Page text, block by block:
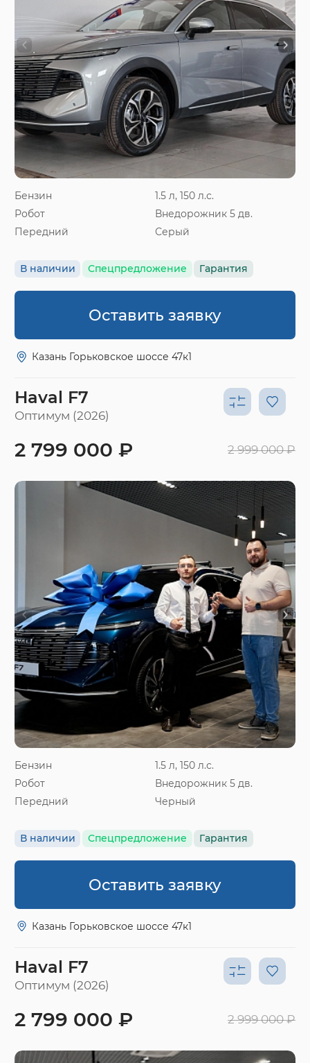
Бензин
1.5 л, 150 л.с.
Робот
Внедорожник 5 дв.
Передний
Серый
В наличии Спецпредложение Гарантия
Оставить заявку
Казань Горьковское шоссе 47к1
Haval F7
Оптимум (2026)
Бензин
1.5 л, 150 л.с.
Робот
Внедорожник 5 дв.
Передний
Черный
В наличии Спецпредложение Гарантия
2 799 000 ₽ 2 999 000 ₽
Оставить заявку
Казань Горьковское шоссе 47к1
Haval F7
Оптимум (2026)
2 799 000 ₽ 2 999 000 ₽